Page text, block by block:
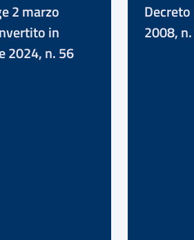
2 marzo
in
2024, n. 56
2008,